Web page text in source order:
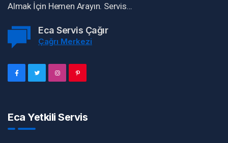
Almak İçin Hemen Arayın. Servis...
Eca Servis Çağır
Çağrı Merkezi
Eca Yetkili Servis